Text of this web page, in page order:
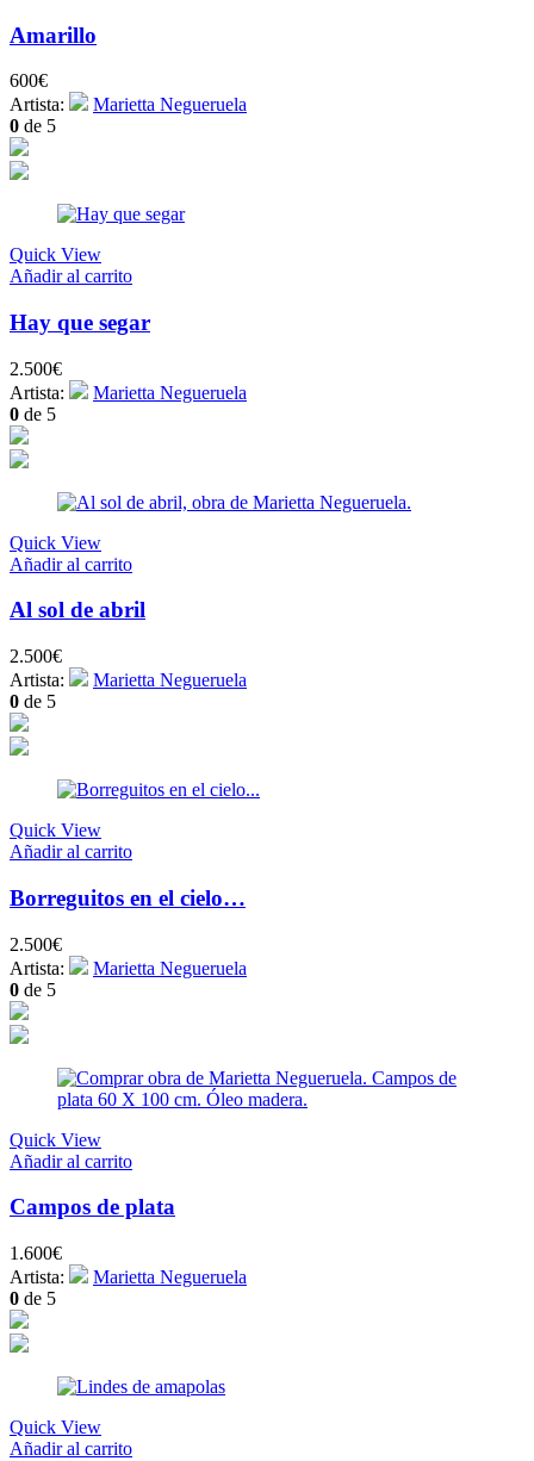
Amarillo
600€
Artista:
Marietta Negueruela
0 de 5
Quick View
Añadir al carrito
Hay que segar
2.500€
Artista:
Marietta Negueruela
0 de 5
Quick View
Añadir al carrito
Al sol de abril
2.500€
Artista:
Marietta Negueruela
0 de 5
Quick View
Añadir al carrito
Borreguitos en el cielo…
2.500€
Artista:
Marietta Negueruela
0 de 5
Quick View
Añadir al carrito
Campos de plata
1.600€
Artista:
Marietta Negueruela
0 de 5
Quick View
Añadir al carrito